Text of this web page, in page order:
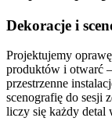
Dekoracje i
Projektujemy
produktów i otwarć
przestrzenne
scenografię do sesji
liczy się każdy detal